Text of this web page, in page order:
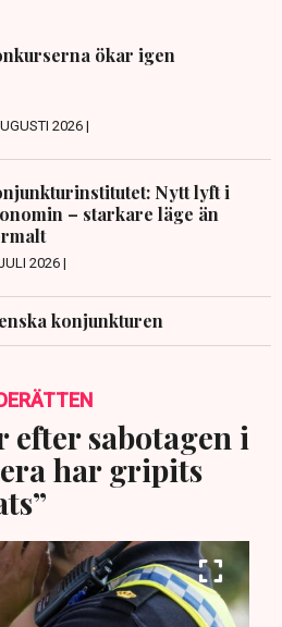
ökar igen
2026 |
Nytt lyft i
– starkare läge än
2026 |
konjunkturen
efter sabotagen i
har gripits